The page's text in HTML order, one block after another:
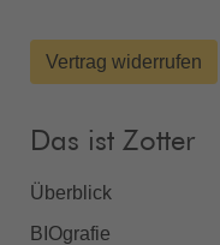
Vertrag widerrufen
Das ist Zotter
Überblick
BIOgrafie